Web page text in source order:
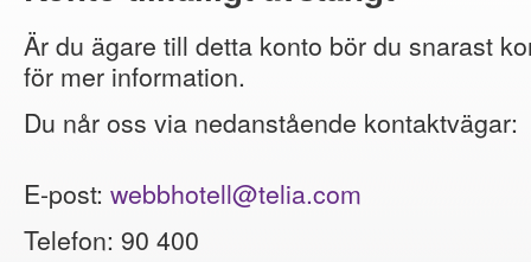
Är du ägare till detta konto bör du snarast
för mer information.
Du når oss via nedanstående kontaktvägar:
E-post: webbhotell@telia.com
Telefon: 90 400